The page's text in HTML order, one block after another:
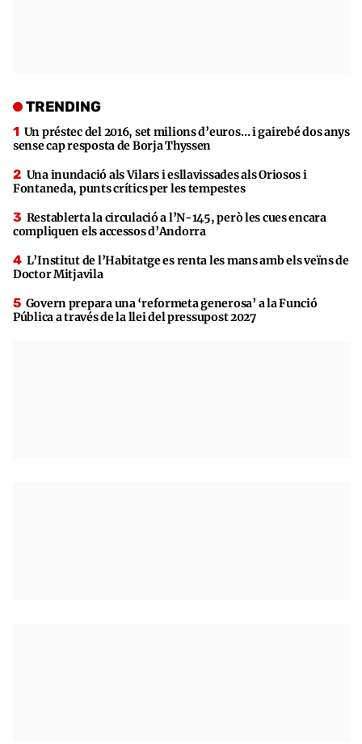
TRENDING
Un préstec del 2016, set milions d’euros… i gairebé dos anys
sense cap resposta de Borja Thyssen
Una inundació als Vilars i esllavissades als Oriosos i
Fontaneda, punts crítics per les tempestes
Restablerta la circulació a l’N-145, però les cues encara
compliquen els accessos d’Andorra
L’Institut de l’Habitatge es renta les mans amb els veïns de
Doctor Mitjavila
Govern prepara una ‘reformeta generosa’ a la Funció
Pública a través de la llei del pressupost 2027